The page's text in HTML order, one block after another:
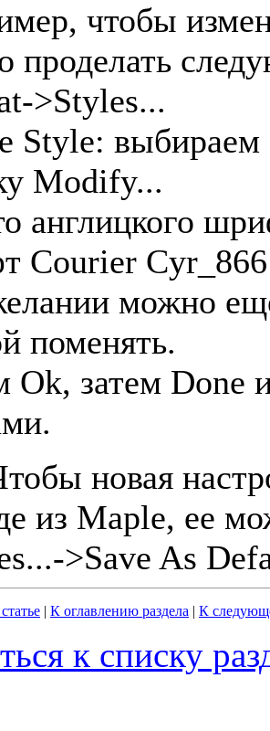
чтобы
проделать
>Styles...
Style:
Modify...
англицкого
Courier Cyr_866
можно
поменять.
затем Done
новая
из Maple, ее
>Save As
| К оглавлению раздела | К
к списку